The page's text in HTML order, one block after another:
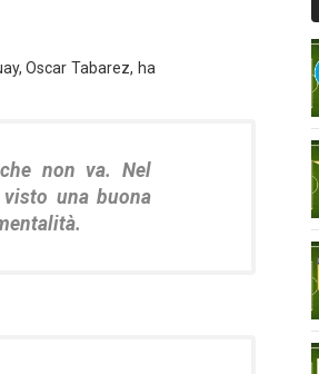
Oscar Tabarez, ha
non va. Nel
una buona